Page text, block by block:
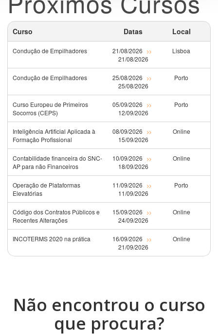
Curso Datas Local
Condução de Empilhadores 21/08/2026 >>
21/08/2026
Lisboa
Condução de Empilhadores 25/08/2026 >>
25/08/2026
Porto
Curso Europeu de Primeiros
Socorros (CEPS)
05/09/2026 >>
12/09/2026
Porto
Inteligência Artificial Aplicada à
Formação Profissional
08/09/2026 >>
15/09/2026
Online
Contabilidade financeira do SNC-
AP para não Financeiros
10/09/2026 >>
18/09/2026
Online
Operação de Plataformas
Elevatórias
11/09/2026 >>
11/09/2026
Porto
Código dos Contratos Públicos e
Recentes Alterações
15/09/2026 >>
24/09/2026
Online
INCOTERMS 2020 na prática 16/09/2026 >>
21/09/2026
Online
Não encontrou o curso
que procura?